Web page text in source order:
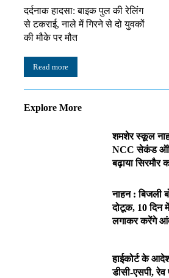
दर्दनाक हादसा: बाइक पुल की रेलिंग
से टकराई, नाले में गिरने से दो युवकों
की मौके पर मौत
Read more
Explore More
शमशेर स्कूल
NCC सेकंड
बढ़ाया सिरमौर
नाहन : बिजली
दोटूक, 10 दिन
लगाकर करेंगे
हाईकोर्ट के
डीसी-एसपी, रेव